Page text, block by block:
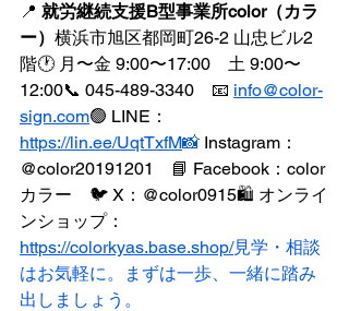
📍 就労継続支援B型事業所color（カラ
ー） 横浜市旭区都岡町26-2 山忠ビル2
階🕐 月〜金 9:00〜17:00　土 9:00〜
12:00📞 045-489-3340　📧 info@color-
sign.com🟢 LINE：
https://lin.ee/UqtTxfM📸 Instagram：
@color20191201　📘 Facebook：color
カラー　🐦 X：@color0915🛍️ オンライ
ンショップ：
https://colorkyas.base.shop/見学・相談
はお気軽に。まずは一歩、一緒に踏み
出しましょう。